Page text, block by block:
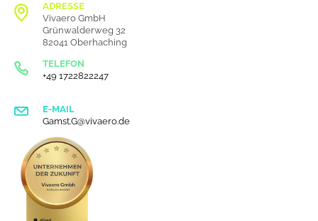
ADRESSE
Vivaero GmbH
Grünwalderweg 32
82041 Oberhaching
TELEFON
+49 1722822247
E-MAIL
Gamst.G@vivaero.de